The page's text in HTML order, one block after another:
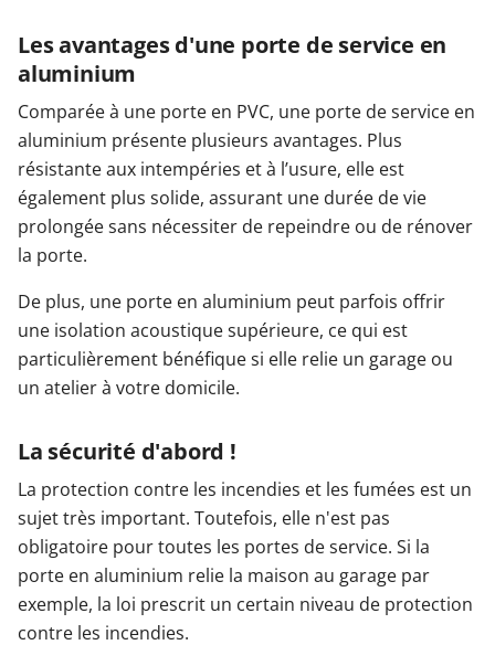
Les avantages d'une porte de service en
aluminium
Comparée à une porte en PVC, une porte de service en
aluminium présente plusieurs avantages. Plus
résistante aux intempéries et à l’usure, elle est
également plus solide, assurant une durée de vie
prolongée sans nécessiter de repeindre ou de rénover
la porte.
De plus, une porte en aluminium peut parfois offrir
une isolation acoustique supérieure, ce qui est
particulièrement bénéfique si elle relie un garage ou
un atelier à votre domicile.
La sécurité d'abord !
La protection contre les incendies et les fumées est un
sujet très important. Toutefois, elle n'est pas
obligatoire pour toutes les portes de service. Si la
porte en aluminium relie la maison au garage par
exemple, la loi prescrit un certain niveau de protection
contre les incendies.